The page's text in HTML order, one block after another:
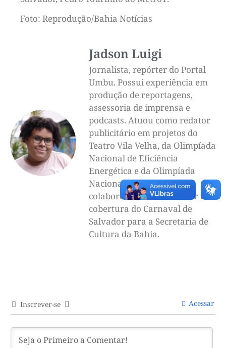
Foto: Reprodução/Bahia Notícias
Jadson Luigi
Jornalista, repórter do Portal
Umbu. Possui experiência em
produção de reportagens,
assessoria de imprensa e
podcasts. Atuou como redator
publicitário em projetos do
Teatro Vila Velha, da Olimpíada
Nacional de Eficiência
Energética e da Olimpíada
Nacional de Ciências. Já
colaborou como freelancer na
cobertura do Carnaval de
Salvador para a Secretaria de
Cultura da Bahia.
Inscrever-se Acessar